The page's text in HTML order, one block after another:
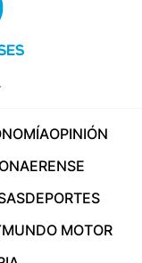
OPINIÓN
DEPORTES
MUNDO MOTOR